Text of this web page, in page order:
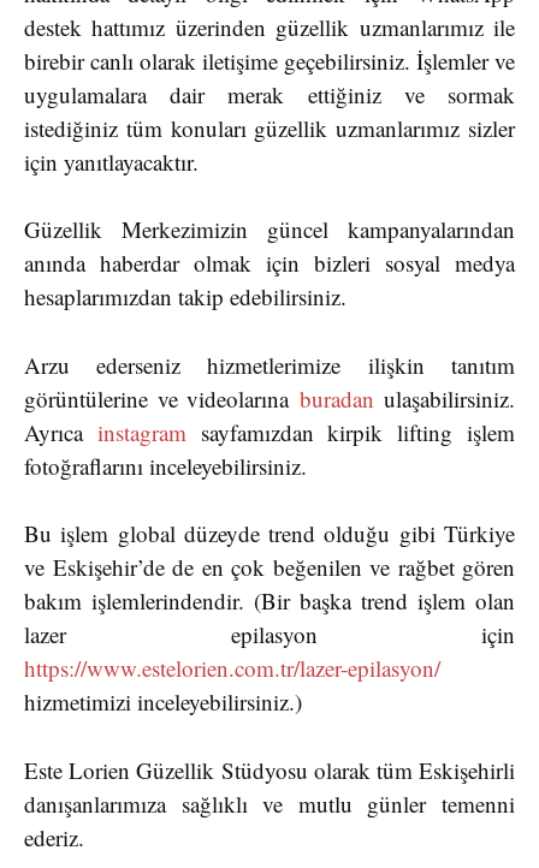
destek hattımız üzerinden güzellik uzmanlarımız ile
birebir canlı olarak iletişime geçebilirsiniz. İşlemler ve
uygulamalara dair merak ettiğiniz ve sormak
istediğiniz tüm konuları güzellik uzmanlarımız sizler
için yanıtlayacaktır.
Güzellik Merkezimizin güncel kampanyalarından
anında haberdar olmak için bizleri sosyal medya
hesaplarımızdan takip edebilirsiniz.
Arzu ederseniz hizmetlerimize ilişkin tanıtım
görüntülerine ve videolarına buradan ulaşabilirsiniz.
Ayrıca instagram sayfamızdan kirpik lifting işlem
fotoğraflarını inceleyebilirsiniz.
Bu işlem global düzeyde trend olduğu gibi Türkiye
ve Eskişehir’de de en çok beğenilen ve rağbet gören
bakım işlemlerindendir. (Bir başka trend işlem olan
lazer epilasyon için
https://www.estelorien.com.tr/lazer-epilasyon/
hizmetimizi inceleyebilirsiniz.)
Este Lorien Güzellik Stüdyosu olarak tüm Eskişehirli
danışanlarımıza sağlıklı ve mutlu günler temenni
ederiz.